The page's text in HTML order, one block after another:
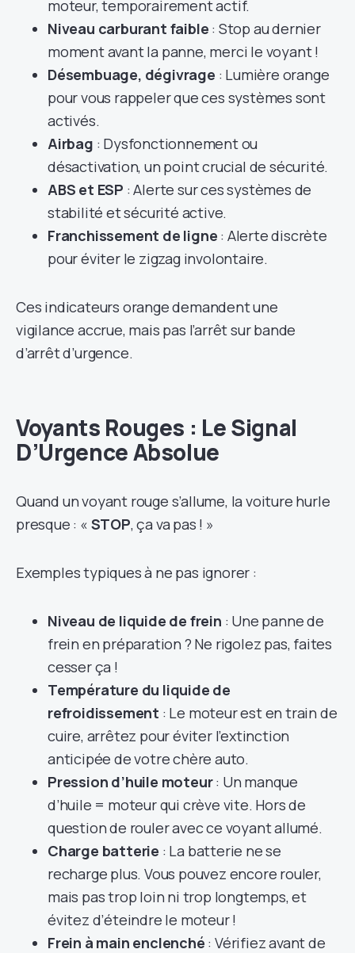
moteur, temporairement actif.
Niveau carburant faible : Stop au dernier
moment avant la panne, merci le voyant !
Désembuage, dégivrage : Lumière orange
pour vous rappeler que ces systèmes sont
activés.
Airbag : Dysfonctionnement ou
désactivation, un point crucial de sécurité.
ABS et ESP : Alerte sur ces systèmes de
stabilité et sécurité active.
Franchissement de ligne : Alerte discrète
pour éviter le zigzag involontaire.
Ces indicateurs orange demandent une
vigilance accrue, mais pas l’arrêt sur bande
d’arrêt d’urgence.
Voyants Rouges : Le Signal
D’Urgence Absolue
Quand un voyant rouge s’allume, la voiture hurle
presque : « STOP, ça va pas ! »
Exemples typiques à ne pas ignorer :
Niveau de liquide de frein : Une panne de
frein en préparation ? Ne rigolez pas, faites
cesser ça !
Température du liquide de
refroidissement : Le moteur est en train de
cuire, arrêtez pour éviter l’extinction
anticipée de votre chère auto.
Pression d’huile moteur: Un manque
d’huile = moteur qui crève vite. Hors de
question de rouler avec ce voyant allumé.
Charge batterie : La batterie ne se
recharge plus. Vous pouvez encore rouler,
mais pas trop loin ni trop longtemps, et
évitez d’éteindre le moteur !
Frein à main enclenché : Vérifiez avant de